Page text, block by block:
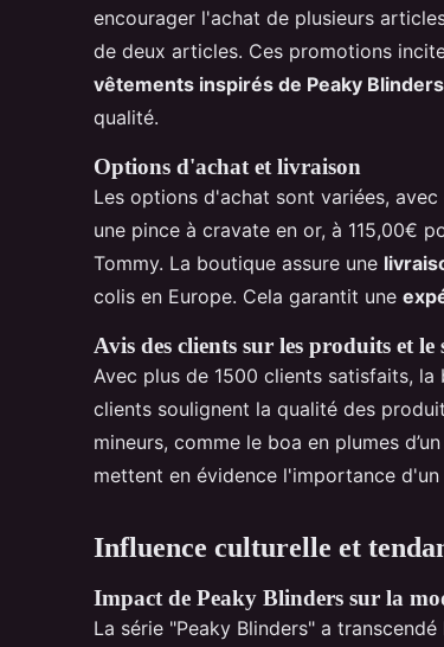
encourager l'achat de plusieurs
de deux articles. Ces promotions
vêtements inspirés de Peaky Blinders
qualité.
Options d'achat et livraison
Les options d'achat sont variées,
une pince à cravate en or, à 115,00€
Tommy. La boutique assure une
colis en Europe. Cela garantit une
Avis des clients sur les produits et le
Avec plus de 1500 clients satisfaits,
clients soulignent la qualité des
mineurs, comme le boa en plumes
mettent en évidence l'importance
Influence culturelle et
Impact de Peaky Blinders sur la
La série "Peaky Blinders" a